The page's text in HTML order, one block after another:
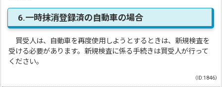
6.一時抹消登録済の自動車の場合
買受人は、自動車を再度使用しようとするときは、新規検査を
受ける必要があります。新規検査に係る手続きは買受人が行って
ください。
（ID:1846）